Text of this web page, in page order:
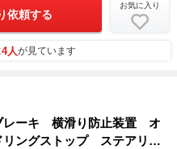
依頼する
お気に入り
4人が見ています
ーキ 横滑り防止装置 オ
ングストップ ステアリン